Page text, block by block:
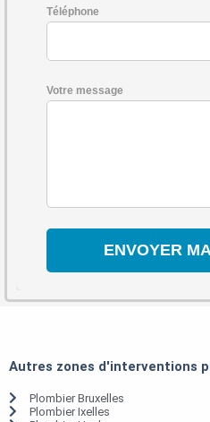
Téléphone
Votre message
Autres zones d'interventions
Plombier Bruxelles
Plombier Ixelles